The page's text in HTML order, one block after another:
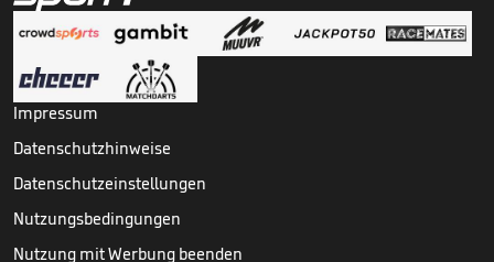
Impressum
Datenschutzhinweise
Datenschutzeinstellungen
Nutzungsbedingungen
Nutzung mit Werbung beenden